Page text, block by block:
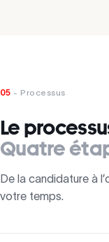
05 - Processus
Le
Quatre
De la candidature à
votre temps.